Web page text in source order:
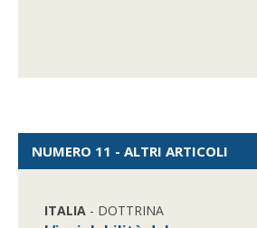
NUMERO 11 - ALTRI ARTICOLI
ITALIA - DOTTRINA